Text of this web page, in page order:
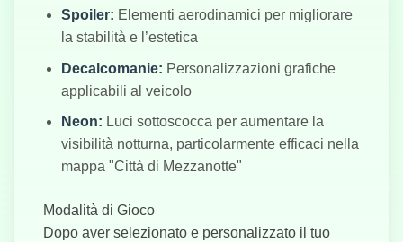
Spoiler: Elementi aerodinamici per migliorare
la stabilità e l’estetica
Decalcomanie: Personalizzazioni grafiche
applicabili al veicolo
Neon: Luci sottoscocca per aumentare la
visibilità notturna, particolarmente efficaci nella
mappa "Città di Mezzanotte"
Modalità di Gioco
Dopo aver selezionato e personalizzato il tuo